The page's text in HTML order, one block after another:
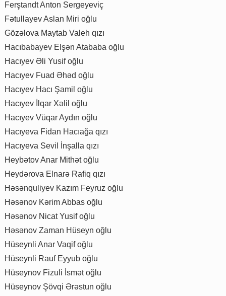
Ferştandt Anton Sergeyeviç
Fətullayev Aslan Miri oğlu
Gözəlova Maytab Valeh qızı
Hacıbabayev Elşən Atababa oğlu
Hacıyev Əli Yusif oğlu
Hacıyev Fuad Əhəd oğlu
Hacıyev Hacı Şamil oğlu
Hacıyev İlqar Xəlil oğlu
Hacıyev Vüqar Aydın oğlu
Hacıyeva Fidan Hacıağa qızı
Hacıyeva Sevil İnşalla qızı
Heybətov Anar Mithət oğlu
Heydərova Elnarə Rafiq qızı
Həsənquliyev Kazım Feyruz oğlu
Həsənov Kərim Abbas oğlu
Həsənov Nicat Yusif oğlu
Həsənov Zaman Hüseyn oğlu
Hüseynli Anar Vaqif oğlu
Hüseynli Rauf Eyyub oğlu
Hüseynov Fizuli İsmət oğlu
Hüseynov Şövqi Ərəstun oğlu